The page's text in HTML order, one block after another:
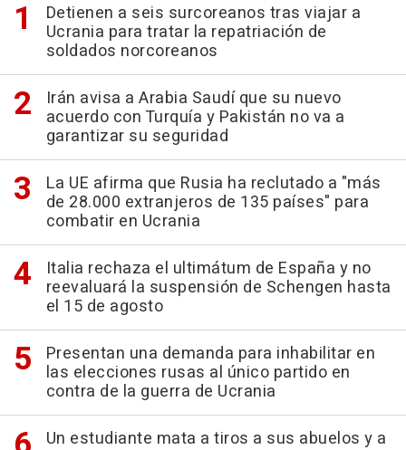
Detienen a seis surcoreanos tras viajar a
Ucrania para tratar la repatriación de
soldados norcoreanos
Irán avisa a Arabia Saudí que su nuevo
acuerdo con Turquía y Pakistán no va a
garantizar su seguridad
La UE afirma que Rusia ha reclutado a "más
de 28.000 extranjeros de 135 países" para
combatir en Ucrania
Italia rechaza el ultimátum de España y no
reevaluará la suspensión de Schengen hasta
el 15 de agosto
Presentan una demanda para inhabilitar en
las elecciones rusas al único partido en
contra de la guerra de Ucrania
Un estudiante mata a tiros a sus abuelos y a